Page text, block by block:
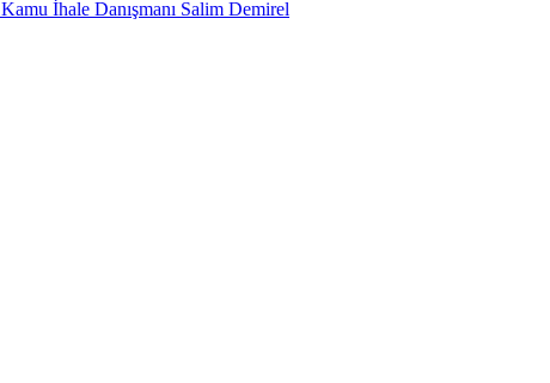
Kamu İhale Danışmanı Salim Demirel